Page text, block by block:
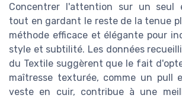
Concentrer l'attention sur un seul
tout en gardant le reste de la tenue
méthode efficace et élégante pour
style et subtilité. Les données
du Textile suggèrent que le fait
maîtresse texturée, comme un pull
veste en cuir, contribue à une